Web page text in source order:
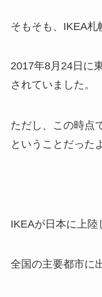
そもそも、IKEA札
2017年8月24日に
されていました。
ただし、この時点
ということだった
IKEAが日本に上陸
全国の主要都市に